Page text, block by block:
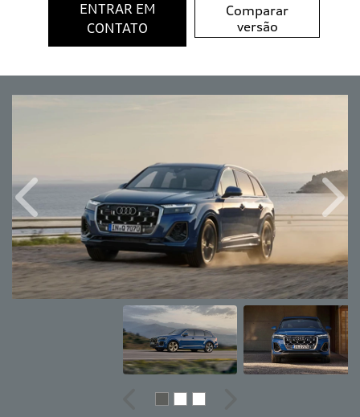
ENTRAR EM
CONTATO
Comparar
versão
Anterior
Anterior